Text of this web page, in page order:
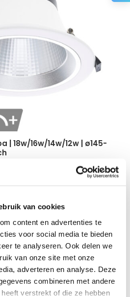
van cookies
content en advertenties te
voor social media te bieden
te analyseren. Ook delen we
van onze site met onze
adverteren en analyse. Deze
combineren met andere
verstrekt of die ze hebben